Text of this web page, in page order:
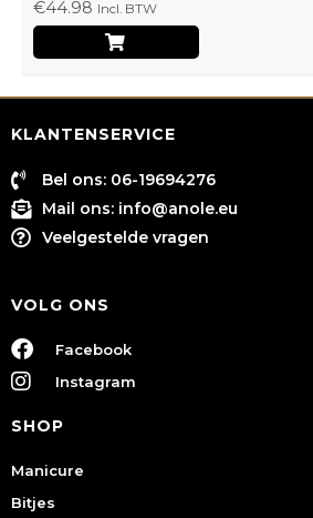
€44.98 Incl. BTW
KLANTENSERVICE
Bel ons: 06-19694276
Mail ons: info@anole.eu
Veelgestelde vragen
VOLG ONS
Facebook
Instagram
SHOP
Manicure
Bitjes